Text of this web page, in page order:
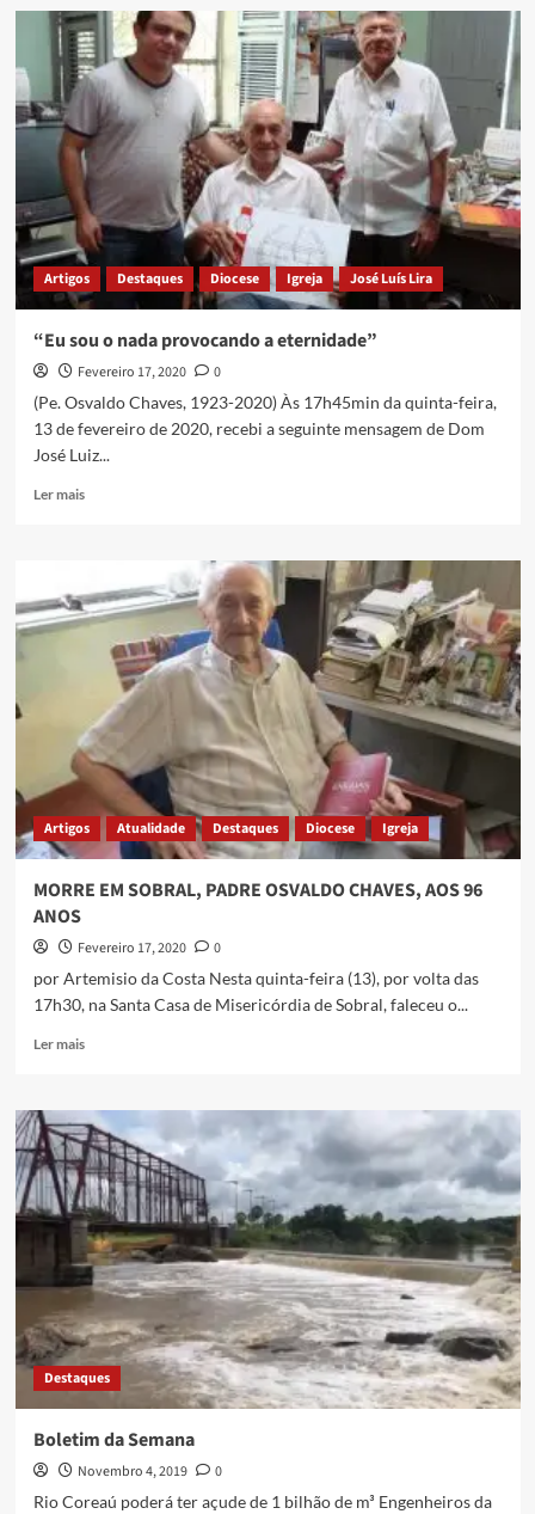
Artigos Destaques Diocese Igreja José Luís Lira
“Eu sou o nada provocando a eternidade”
Fevereiro 17, 2020
0
(Pe. Osvaldo Chaves, 1923-2020) Às 17h45min da quinta-feira,
13 de fevereiro de 2020, recebi a seguinte mensagem de Dom
José Luiz...
Ler mais
Artigos Atualidade Destaques Diocese Igreja
MORRE EM SOBRAL, PADRE OSVALDO CHAVES, AOS 96
ANOS
Fevereiro 17, 2020
0
por Artemisio da Costa Nesta quinta-feira (13), por volta das
17h30, na Santa Casa de Misericórdia de Sobral, faleceu o...
Ler mais
Destaques
Boletim da Semana
Novembro 4, 2019
0
Rio Coreaú poderá ter açude de 1 bilhão de m³ Engenheiros da